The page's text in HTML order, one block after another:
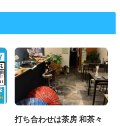
打ち合わせは茶房 和茶々